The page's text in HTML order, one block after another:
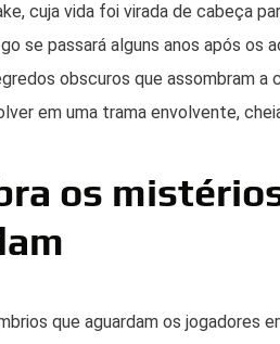
cuja vida foi virada de cabeça
se passará alguns anos após
obscuros que assombram
em uma trama envolvente,
os
que aguardam os jogadores